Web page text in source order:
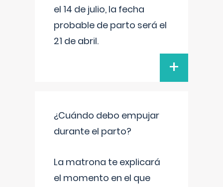
el 14 de julio, la fecha
probable de parto será el
21 de abril.
+
¿Cuándo debo empujar
durante el parto?
La matrona te explicará
el momento en el que